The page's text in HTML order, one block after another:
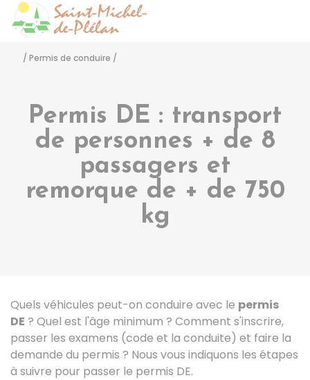
/ Permis de conduire /
Permis DE : transport
de personnes + de 8
passagers et
remorque de + de 750
kg
Quels véhicules peut-on conduire avec le permis
DE ? Quel est l'âge minimum ? Comment s'inscrire,
passer les examens (code et la conduite) et faire la
demande du permis ? Nous vous indiquons les étapes
à suivre pour passer le permis DE.